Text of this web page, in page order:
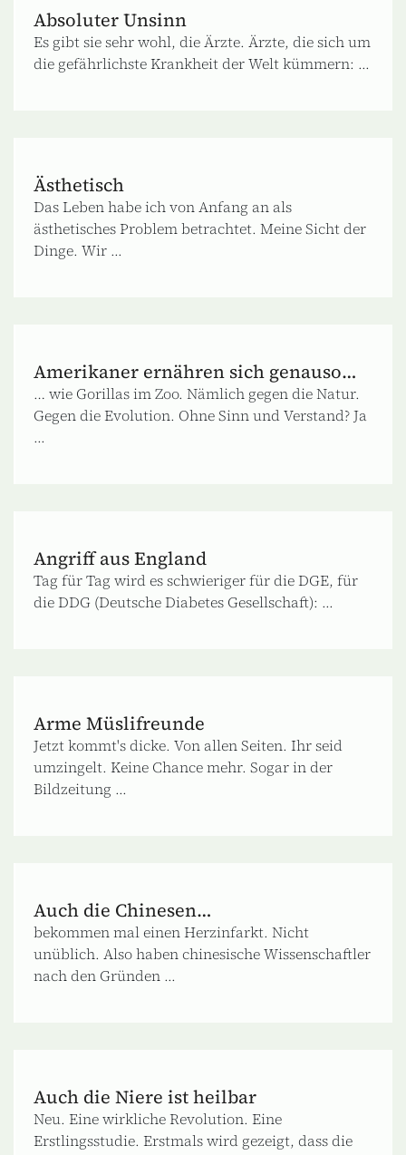
Absoluter Unsinn
Es gibt sie sehr wohl, die Ärzte. Ärzte, die sich um
die gefährlichste Krankheit der Welt kümmern: ...
Ästhetisch
Das Leben habe ich von Anfang an als
ästhetisches Problem betrachtet. Meine Sicht der
Dinge. Wir ...
Amerikaner ernähren sich genauso…
… wie Gorillas im Zoo. Nämlich gegen die Natur.
Gegen die Evolution. Ohne Sinn und Verstand? Ja
...
Angriff aus England
Tag für Tag wird es schwieriger für die DGE, für
die DDG (Deutsche Diabetes Gesellschaft): ...
Arme Müslifreunde
Jetzt kommt's dicke. Von allen Seiten. Ihr seid
umzingelt. Keine Chance mehr. Sogar in der
Bildzeitung ...
Auch die Chinesen…
bekommen mal einen Herzinfarkt. Nicht
unüblich. Also haben chinesische Wissenschaftler
nach den Gründen ...
Auch die Niere ist heilbar
Neu. Eine wirkliche Revolution. Eine
Erstlingsstudie. Erstmals wird gezeigt, dass die